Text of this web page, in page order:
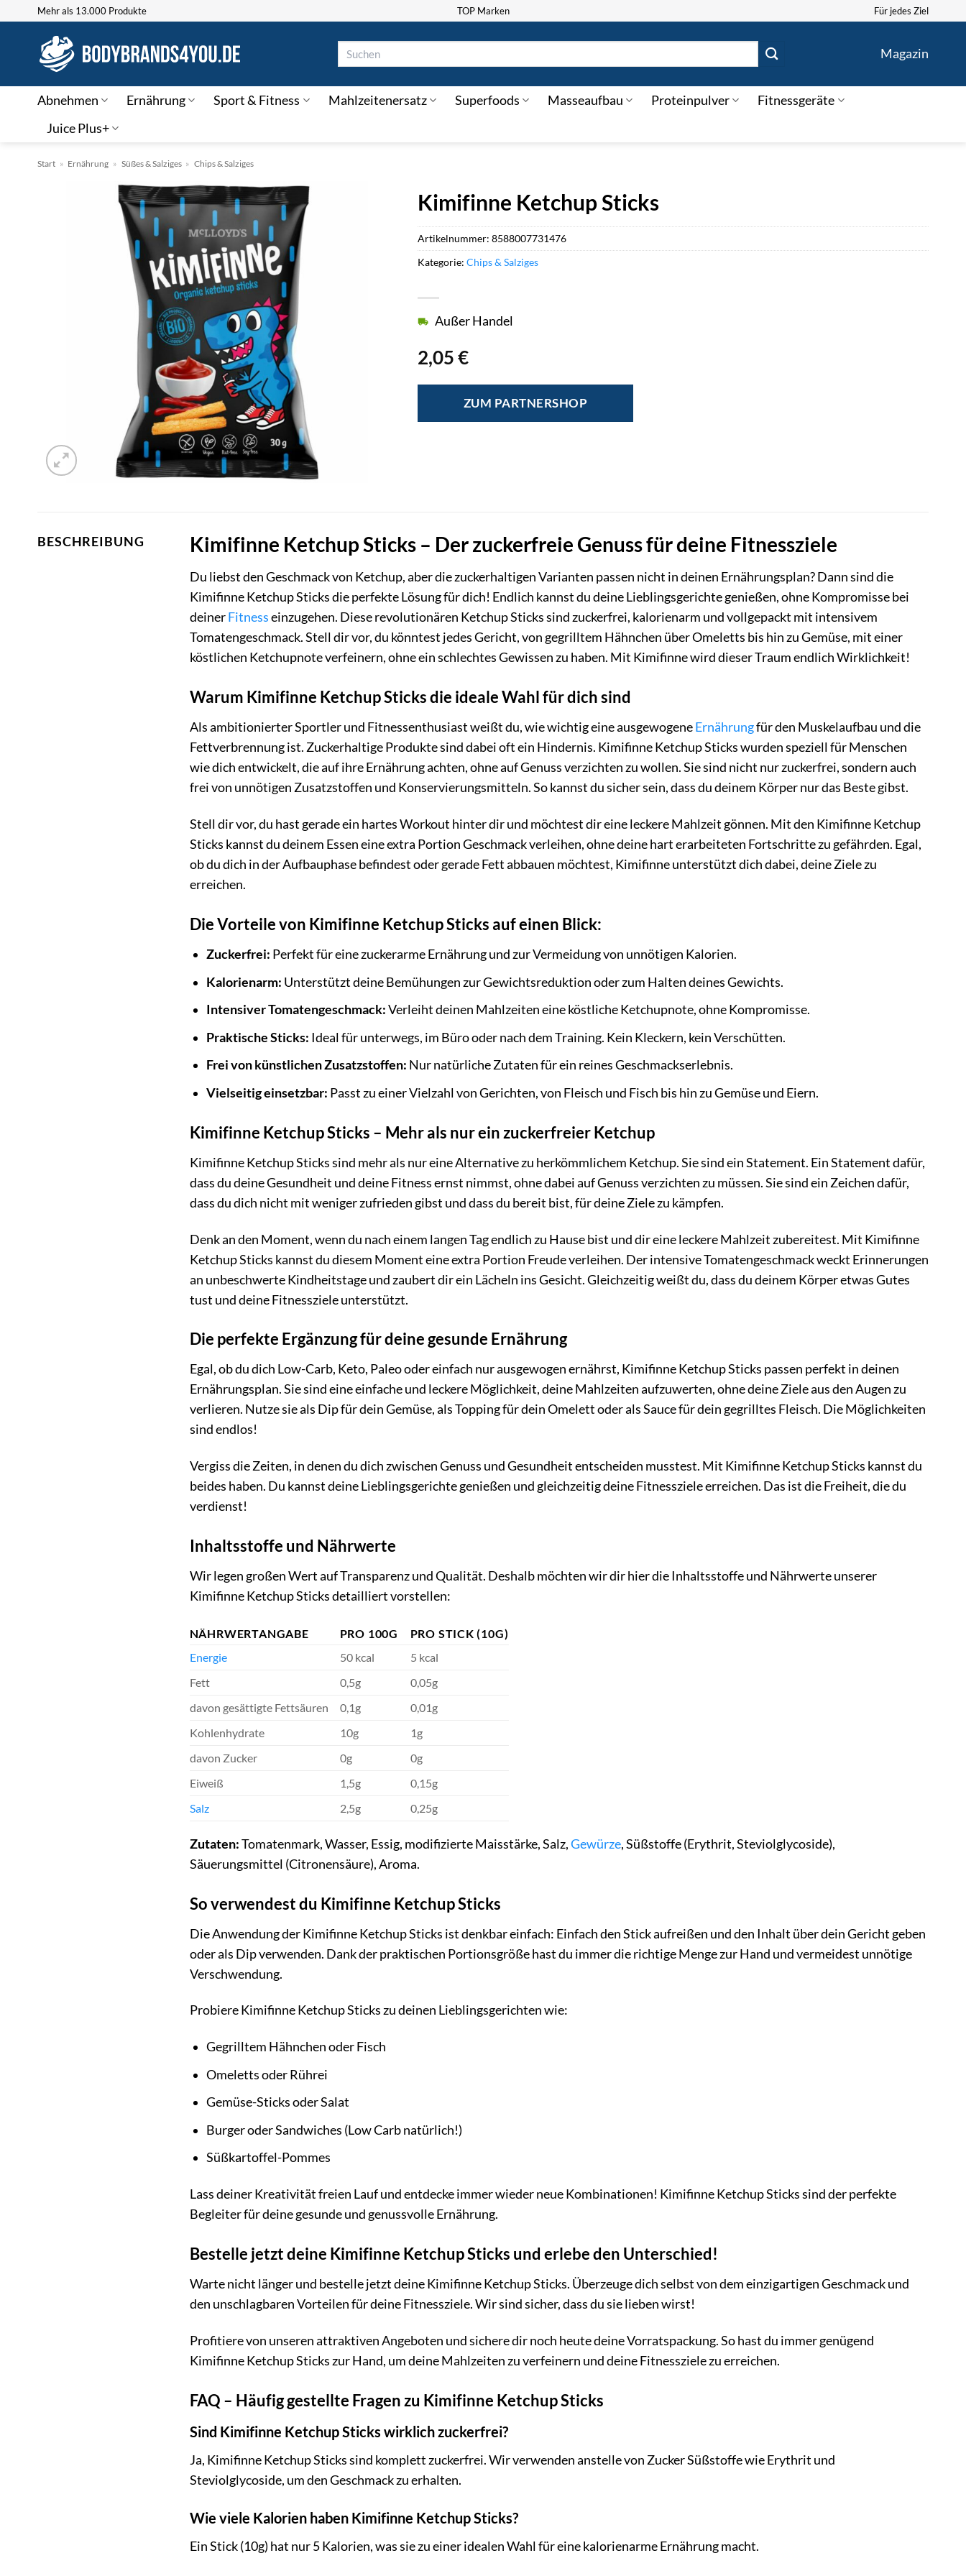
springen
Mehr als 13.000 Produkte TOP Marken Für jedes Ziel
Magazin
Abnehmen Ernährung Sport & Fitness Mahlzeitenersatz Superfoods Masseaufbau Proteinpulver
Fitnessgeräte
Juice Plus+
Start » Ernährung » Süßes & Salziges » Chips & Salziges
Kimifinne Ketchup Sticks
2,05€
Außer Handel
ZUM PARTNERSHOP
Artikelnummer:8588007731476
Kategorie:Chips & Salziges
BESCHREIBUNG Kimifinne Ketchup Sticks – Der zuckerfreie Genuss für deine Fitnessziele
Du liebst den Geschmack von Ketchup, aber die zuckerhaltigen Varianten passen nicht in deinen Ernährungsplan? Dann sind die
Kimifinne Ketchup Sticks die perfekte Lösung für dich! Endlich kannst du deine Lieblingsgerichte genießen, ohne Kompromisse bei
deinerFitnesseinzugehen. Diese revolutionären Ketchup Sticks sind zuckerfrei, kalorienarm und vollgepackt mit intensivem
Tomatengeschmack. Stell dir vor, du könntest jedes Gericht, von gegrilltem Hähnchen über Omeletts bis hin zu Gemüse, mit einer
köstlichen Ketchupnote verfeinern, ohne ein schlechtes Gewissen zu haben. Mit Kimifinne wird dieser Traum endlich Wirklichkeit!
Warum Kimifinne Ketchup Sticks die ideale Wahl für dich sind
Als ambitionierter Sportler und Fitnessenthusiast weißt du, wie wichtig eine ausgewogeneErnährungfür den Muskelaufbau und die
Fettverbrennung ist. Zuckerhaltige Produkte sind dabei oft ein Hindernis. Kimifinne Ketchup Sticks wurden speziell für Menschen
wie dich entwickelt, die auf ihre Ernährung achten, ohne auf Genuss verzichten zu wollen. Sie sind nicht nur zuckerfrei, sondern auch
frei von unnötigen Zusatzstoffen und Konservierungsmitteln. So kannst du sicher sein, dass du deinem Körper nur das Beste gibst.
Stell dir vor, du hast gerade ein hartes Workout hinter dir und möchtest dir eine leckere Mahlzeit gönnen. Mit den Kimifinne Ketchup
Sticks kannst du deinem Essen eine extra Portion Geschmack verleihen, ohne deine hart erarbeiteten Fortschritte zu gefährden. Egal,
ob du dich in der Aufbauphase befindest oder gerade Fett abbauen möchtest, Kimifinne unterstützt dich dabei, deine Ziele zu
erreichen.
Die Vorteile von Kimifinne Ketchup Sticks auf einen Blick:
Zuckerfrei: Perfekt für eine zuckerarme Ernährung und zur Vermeidung von unnötigen Kalorien.
Kalorienarm: Unterstützt deine Bemühungen zur Gewichtsreduktion oder zum Halten deines Gewichts.
Intensiver Tomatengeschmack:Verleiht deinen Mahlzeiten eine köstliche Ketchupnote, ohne Kompromisse.
Praktische Sticks: Ideal für unterwegs, im Büro oder nach dem Training. Kein Kleckern, kein Verschütten.
Frei von künstlichen Zusatzstoffen: Nur natürliche Zutaten für ein reines Geschmackserlebnis.
Vielseitig einsetzbar: Passt zu einer Vielzahl von Gerichten, von Fleisch und Fisch bis hin zu Gemüse und Eiern.
Kimifinne Ketchup Sticks – Mehr als nur ein zuckerfreier Ketchup
Kimifinne Ketchup Sticks sind mehr als nur eine Alternative zu herkömmlichem Ketchup. Sie sind ein Statement. Ein Statement dafür,
dass du deine Gesundheit und deine Fitness ernst nimmst, ohne dabei auf Genuss verzichten zu müssen. Sie sind ein Zeichen dafür,
dass du dich nicht mit weniger zufrieden gibst und dass du bereit bist, für deine Ziele zu kämpfen.
Denk an den Moment, wenn du nach einem langen Tag endlich zu Hause bist und dir eine leckere Mahlzeit zubereitest. Mit Kimifinne
Ketchup Sticks kannst du diesem Moment eine extra Portion Freude verleihen. Der intensive Tomatengeschmack weckt Erinnerungen
an unbeschwerte Kindheitstage und zaubert dir ein Lächeln ins Gesicht. Gleichzeitig weißt du, dass du deinem Körper etwas Gutes
tust und deine Fitnessziele unterstützt.
Die perfekte Ergänzung für deine gesunde Ernährung
Egal, ob du dich Low-Carb, Keto, Paleo oder einfach nur ausgewogen ernährst, Kimifinne Ketchup Sticks passen perfekt in deinen
Ernährungsplan. Sie sind eine einfache und leckere Möglichkeit, deine Mahlzeiten aufzuwerten, ohne deine Ziele aus den Augen zu
verlieren. Nutze sie als Dip für dein Gemüse, als Topping für dein Omelett oder als Sauce für dein gegrilltes Fleisch. Die Möglichkeiten
sind endlos!
Vergiss die Zeiten, in denen du dich zwischen Genuss und Gesundheit entscheiden musstest. Mit Kimifinne Ketchup Sticks kannst du
beides haben. Du kannst deine Lieblingsgerichte genießen und gleichzeitig deine Fitnessziele erreichen. Das ist die Freiheit, die du
verdienst!
Inhaltsstoffe und Nährwerte
Wir legen großen Wert auf Transparenz und Qualität. Deshalb möchten wir dir hier die Inhaltsstoffe und Nährwerte unserer
Kimifinne Ketchup Sticks detailliert vorstellen:
NÄHRWERTANGABE PRO 100G
PRO STICK (10G)
Energie
50 kcal
5 kcal
Fett
0,5g
0,05g
davon gesättigte Fettsäuren
0,1g
0,01g
Kohlenhydrate
10g
1g
davon Zucker
0g
0g
Eiweiß
1,5g
0,15g
Salz
2,5g 0,25g
Zutaten:Tomatenmark, Wasser, Essig, modifizierte Maisstärke, Salz,Gewürze, Süßstoffe (Erythrit, Steviolglycoside),
Säuerungsmittel (Citronensäure), Aroma.
So verwendest du Kimifinne Ketchup Sticks
Die Anwendung der Kimifinne Ketchup Sticks ist denkbar einfach: Einfach den Stick aufreißen und den Inhalt über dein Gericht geben
oder als Dip verwenden. Dank der praktischen Portionsgröße hast du immer die richtige Menge zur Hand und vermeidest unnötige
Verschwendung.
Probiere Kimifinne Ketchup Sticks zu deinen Lieblingsgerichten wie:
Gegrilltem Hähnchen oder Fisch
Omeletts oder Rührei
Gemüse-Sticks oder Salat
Burger oder Sandwiches (Low Carb natürlich!)
Süßkartoffel-Pommes
Lass deiner Kreativität freien Lauf und entdecke immer wieder neue Kombinationen! Kimifinne Ketchup Sticks sind der perfekte
Begleiter für deine gesunde und genussvolle Ernährung.
Bestelle jetzt deine Kimifinne Ketchup Sticks und erlebe den Unterschied!
Warte nicht länger und bestelle jetzt deine Kimifinne Ketchup Sticks. Überzeuge dich selbst von dem einzigartigen Geschmack und
den unschlagbaren Vorteilen für deine Fitnessziele. Wir sind sicher, dass du sie lieben wirst!
Profitiere von unseren attraktiven Angeboten und sichere dir noch heute deine Vorratspackung. So hast du immer genügend
Kimifinne Ketchup Sticks zur Hand, um deine Mahlzeiten zu verfeinern und deine Fitnessziele zu erreichen.
FAQ – Häufig gestellte Fragen zu Kimifinne Ketchup Sticks
Sind Kimifinne Ketchup Sticks wirklich zuckerfrei?
Ja, Kimifinne Ketchup Sticks sind komplett zuckerfrei. Wir verwenden anstelle von Zucker Süßstoffe wie Erythrit und
Steviolglycoside, um den Geschmack zu erhalten.
Wie viele Kalorien haben Kimifinne Ketchup Sticks?
Ein Stick (10g) hat nur 5 Kalorien, was sie zu einer idealen Wahl für eine kalorienarme Ernährung macht.